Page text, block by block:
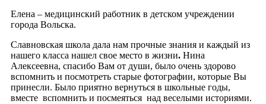
Елена – медицинский работник в детском учреждении
города Вольска.
Славновская школа дала нам прочные знания и каждый из
нашего класса нашел свое место в жизни. Нина
Алексеевна, спасибо Вам от души, было очень здорово
вспомнить и посмотреть старые фотографии, которые Вы
принесли. Было приятно вернуться в школьные годы,
вместе вспомнить и посмеяться над веселыми историями.